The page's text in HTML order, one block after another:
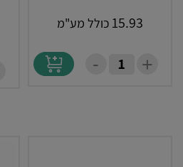
15.93 כולל מע"מ
+
-